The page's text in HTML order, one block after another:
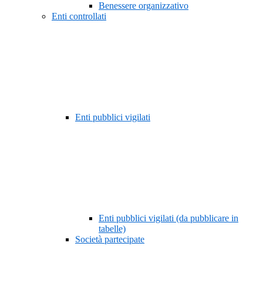
Benessere organizzativo
Enti controllati
Enti pubblici vigilati
Enti pubblici vigilati (da pubblicare in
tabelle)
Società partecipate